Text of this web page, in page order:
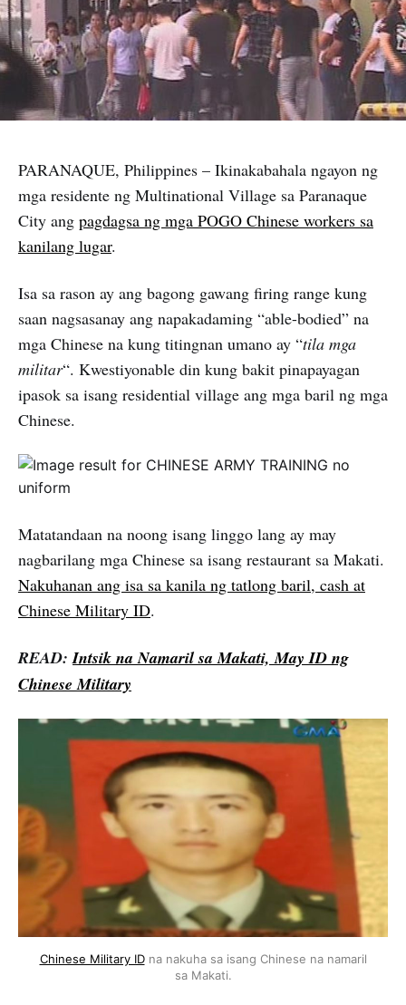
PARANAQUE, Philippines – Ikinakabahala ngayon ng
mga residente ng Multinational Village sa Paranaque
City ang pagdagsa ng mga POGO Chinese workers sa
kanilang lugar.
Isa sa rason ay ang bagong gawang firing range kung
saan nagsasanay ang napakadaming “able-bodied” na
mga Chinese na kung titingnan umano ay “tila mga
militar“. Kwestiyonable din kung bakit pinapayagan
ipasok sa isang residential village ang mga baril ng mga
Chinese.
Matatandaan na noong isang linggo lang ay may
nagbarilang mga Chinese sa isang restaurant sa Makati.
Nakuhanan ang isa sa kanila ng tatlong baril, cash at
Chinese Military ID.
READ:Intsik na Namaril sa Makati, May ID ng
Chinese Military
Chinese Military IDna nakuha sa isang Chinese na namaril
sa Makati.